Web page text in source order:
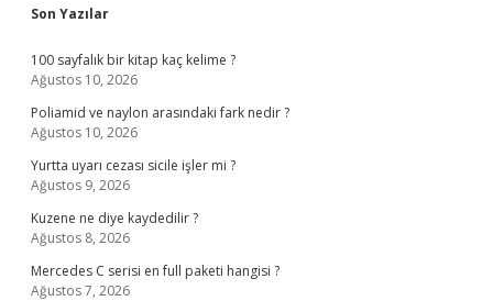
Sidebar
Son Yazılar
100 sayfalık bir kitap kaç kelime ?
Ağustos 10, 2026
Poliamid ve naylon arasındaki fark nedir ?
Ağustos 10, 2026
Yurtta uyarı cezası sicile işler mi ?
Ağustos 9, 2026
Kuzene ne diye kaydedilir ?
Ağustos 8, 2026
Mercedes C serisi en full paketi hangisi ?
Ağustos 7, 2026